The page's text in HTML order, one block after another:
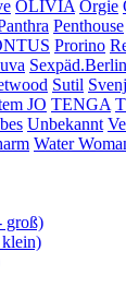
OLIVIA Orgie
Penthouse
Prorino
Sexpäd.Berlin
Sutil
JO TENGA
Unbekannt
Water
groß)